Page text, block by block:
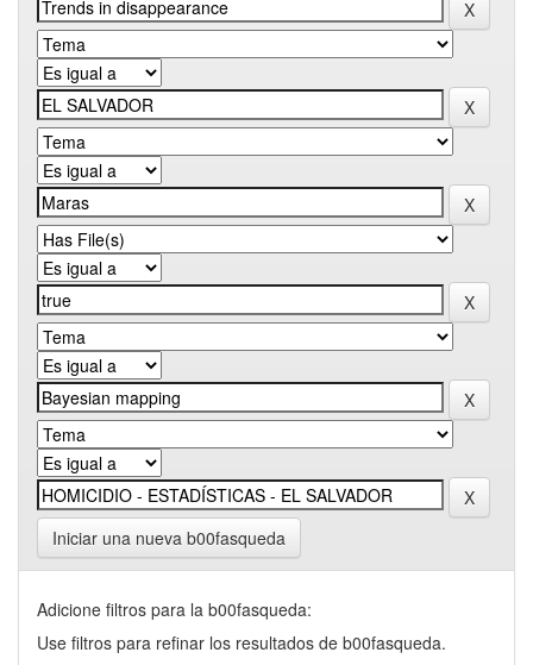
Iniciar una nueva b00fasqueda
Adicione filtros para la b00fasqueda:
Use filtros para refinar los resultados de b00fasqueda.